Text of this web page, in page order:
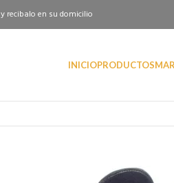
y recibalo en su domicilio
INICIOPRODUCTOS